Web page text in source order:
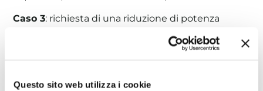
Questo sito web utilizza i cookie
Caso 3: richiesta di una riduzione di potenza
Contributo per la diminuzione di potenza
Caso 4 : richiesta di una riduzione di potenza da 10